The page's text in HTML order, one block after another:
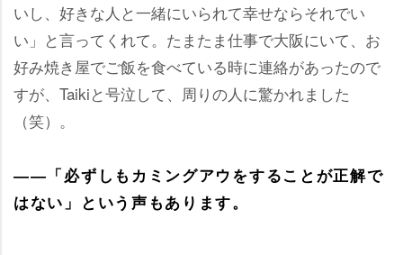
いし、好きな人と一緒にいられて幸せならそれでい
い」と言ってくれて。たまたま仕事で大阪にいて、お
好み焼き屋でご飯を食べている時に連絡があったので
すが、Taikiと号泣して、周りの人に驚かれました
（笑）。
――「必ずしもカミングアウをすることが正解で
はない」という声もあります。